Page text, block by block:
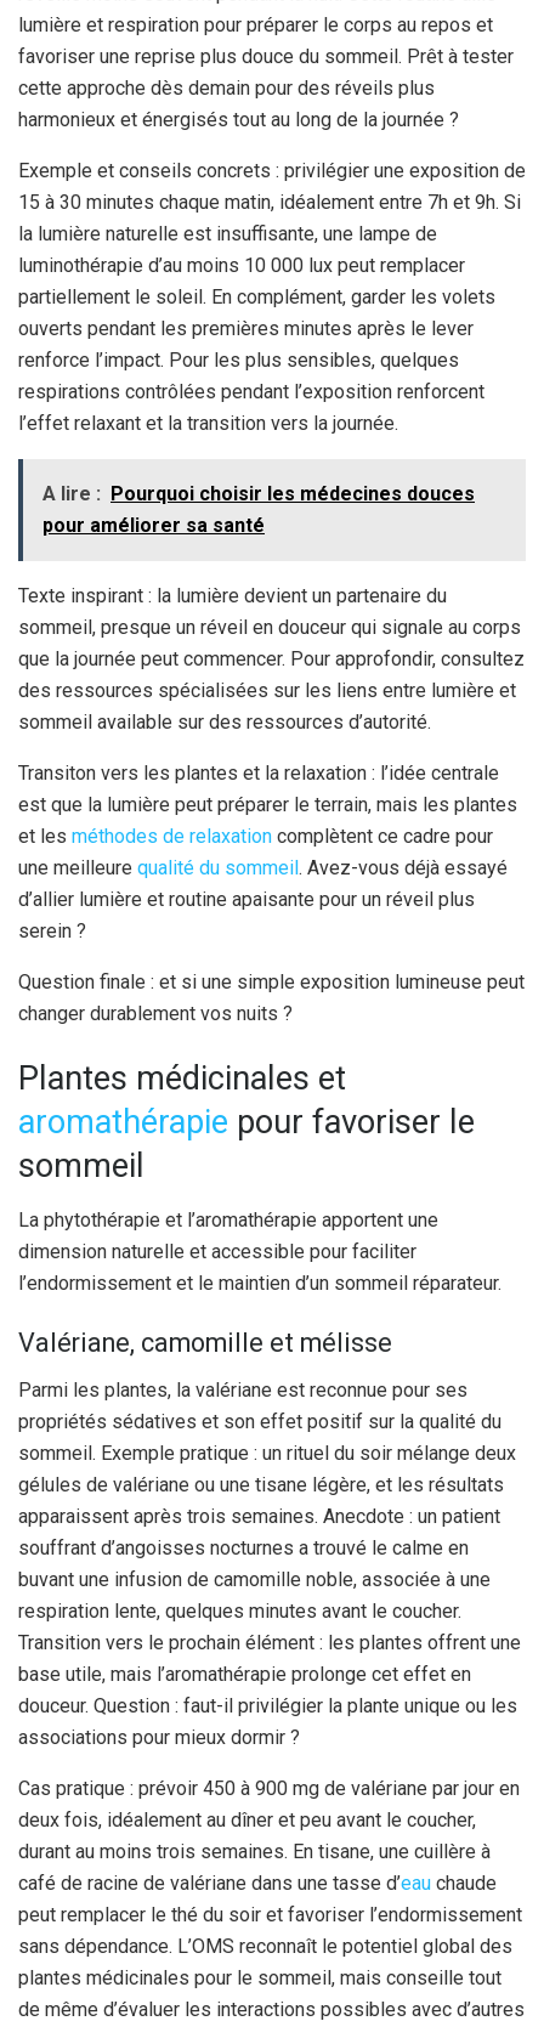
lumière et respiration pour préparer le corps au repos et
favoriser une reprise plus douce du sommeil. Prêt à tester
cette approche dès demain pour des réveils plus
harmonieux et énergisés tout au long de la journée ?
Exemple et conseils concrets : privilégier une exposition de
15 à 30 minutes chaque matin, idéalement entre 7h et 9h. Si
la lumière naturelle est insuffisante, une lampe de
luminothérapie d’au moins 10 000 lux peut remplacer
partiellement le soleil. En complément, garder les volets
ouverts pendant les premières minutes après le lever
renforce l’impact. Pour les plus sensibles, quelques
respirations contrôlées pendant l’exposition renforcent
l’effet relaxant et la transition vers la journée.
A lire : Pourquoi choisir les médecines douces
pour améliorer sa santé
Texte inspirant : la lumière devient un partenaire du
sommeil, presque un réveil en douceur qui signale au corps
que la journée peut commencer. Pour approfondir, consultez
des ressources spécialisées sur les liens entre lumière et
sommeil available sur des ressources d’autorité.
Transiton vers les plantes et la relaxation : l’idée centrale
est que la lumière peut préparer le terrain, mais les plantes
et les méthodes de relaxation complètent ce cadre pour
une meilleure qualité du sommeil. Avez-vous déjà essayé
d’allier lumière et routine apaisante pour un réveil plus
serein ?
Question finale : et si une simple exposition lumineuse peut
changer durablement vos nuits ?
Plantes médicinales et
aromathérapie pour favoriser le
sommeil
La phytothérapie et l’aromathérapie apportent une
dimension naturelle et accessible pour faciliter
l’endormissement et le maintien d’un sommeil réparateur.
Valériane, camomille et mélisse
Parmi les plantes, la valériane est reconnue pour ses
propriétés sédatives et son effet positif sur la qualité du
sommeil. Exemple pratique : un rituel du soir mélange deux
gélules de valériane ou une tisane légère, et les résultats
apparaissent après trois semaines. Anecdote : un patient
souffrant d’angoisses nocturnes a trouvé le calme en
buvant une infusion de camomille noble, associée à une
respiration lente, quelques minutes avant le coucher.
Transition vers le prochain élément : les plantes offrent une
base utile, mais l’aromathérapie prolonge cet effet en
douceur. Question : faut-il privilégier la plante unique ou les
associations pour mieux dormir ?
Cas pratique : prévoir 450 à 900 mg de valériane par jour en
deux fois, idéalement au dîner et peu avant le coucher,
durant au moins trois semaines. En tisane, une cuillère à
café de racine de valériane dans une tasse d’eau chaude
peut remplacer le thé du soir et favoriser l’endormissement
sans dépendance. L’OMS reconnaît le potentiel global des
plantes médicinales pour le sommeil, mais conseille tout
de même d’évaluer les interactions possibles avec d’autres